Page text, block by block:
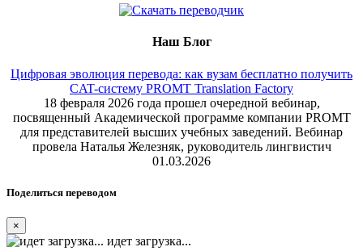
Наш Блог
Цифровая эволюция перевода: как вузам бесплатно получить
CAT-систему PROMT Translation Factory
18 февраля 2026 года прошел очередной вебинар,
посвященный Академической программе компании PROMT
для представителей высших учебных заведений. Вебинар
провела Наталья Железняк, руководитель лингвистич
01.03.2026
Поделиться переводом
×
идет загрузка...